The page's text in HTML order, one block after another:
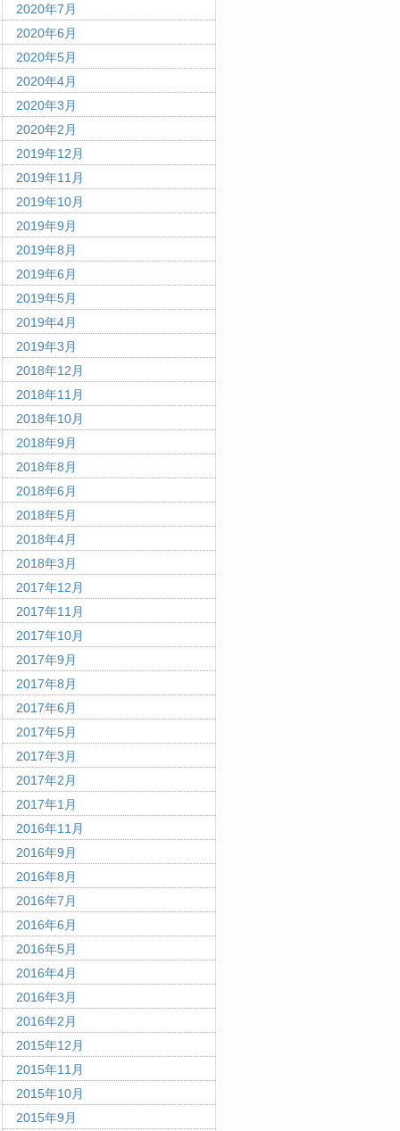
2020年7月
2020年6月
2020年5月
2020年4月
2020年3月
2020年2月
2019年12月
2019年11月
2019年10月
2019年9月
2019年8月
2019年6月
2019年5月
2019年4月
2019年3月
2018年12月
2018年11月
2018年10月
2018年9月
2018年8月
2018年6月
2018年5月
2018年4月
2018年3月
2017年12月
2017年11月
2017年10月
2017年9月
2017年8月
2017年6月
2017年5月
2017年3月
2017年2月
2017年1月
2016年11月
2016年9月
2016年8月
2016年7月
2016年6月
2016年5月
2016年4月
2016年3月
2016年2月
2015年12月
2015年11月
2015年10月
2015年9月